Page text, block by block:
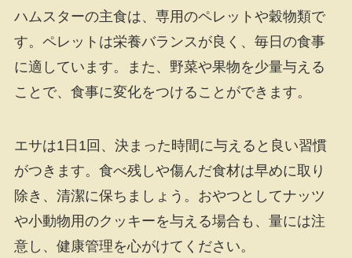
ハムスターの主食は、専用のペレットや穀物類で
す。ペレットは栄養バランスが良く、毎日の食事
に適しています。また、野菜や果物を少量与える
ことで、食事に変化をつけることができます。
エサは1日1回、決まった時間に与えると良い習慣
がつきます。食べ残しや傷んだ食材は早めに取り
除き、清潔に保ちましょう。おやつとしてナッツ
や小動物用のクッキーを与える場合も、量には注
意し、健康管理を心がけてください。